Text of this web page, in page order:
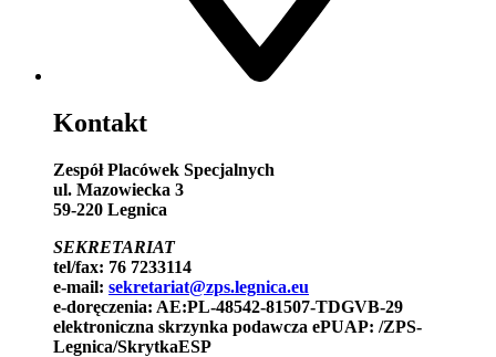
Kontakt
Zespół Placówek Specjalnych
ul. Mazowiecka 3
59-220 Legnica
SEKRETARIAT
tel/fax: 76 7233114
e-mail: sekretariat@zps.legnica.eu
e-doręczenia: AE:PL-48542-81507-TDGVB-29
elektroniczna skrzynka podawcza ePUAP: /ZPS-
Legnica/SkrytkaESP